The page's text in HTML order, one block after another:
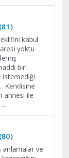
kabul
yoktu
bir
istemediği
Kendisine
annesi ile
...
anlamalar ve